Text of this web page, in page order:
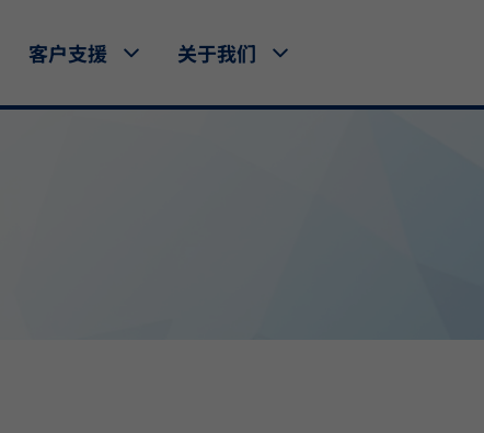
客户支援 关于我们